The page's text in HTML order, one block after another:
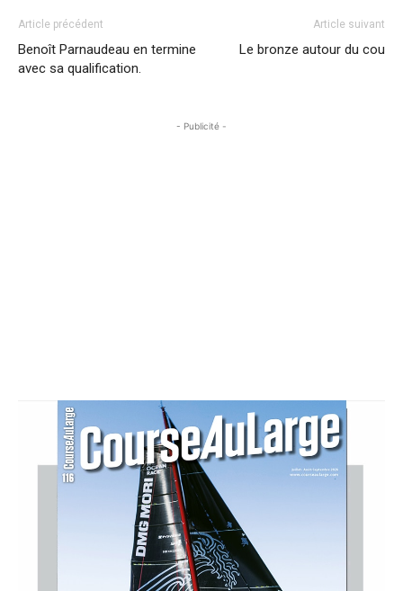
Article précédent
Benoît Parnaudeau en termine
avec sa qualification.
Article suivant
Le bronze autour du cou
- Publicité -